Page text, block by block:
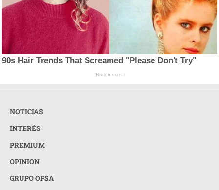
90s Hair Trends That Screamed "Please Don't Try"
Brainberries
NOTICIAS
INTERÉS
PREMIUM
OPINION
GRUPO OPSA